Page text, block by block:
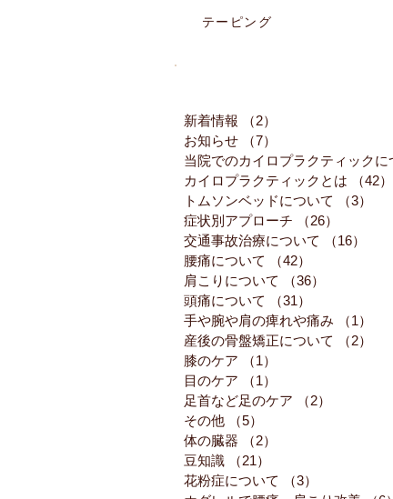
新着情報 （2）
お知らせ
（7）
カイロプラクティックとは
（42）
トムソンベッドについて
（3）
症状別アプローチ
（26）
交通事故治療について
（16）
腰痛について
（42）
肩こりについて
（36）
頭痛について
（31）
手や腕や肩の痺れや痛み
（1）
産後の骨盤矯正について
（2）
膝のケア
（1）
目のケア
（1）
足首など足のケア
（2）
その他
（5）
体の臓器
（2）
豆知識
（21）
花粉症について
（3）
テーピング